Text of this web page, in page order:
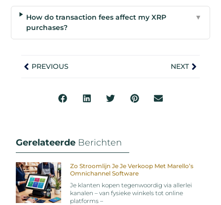
How do transaction fees affect my XRP
purchases?
▼
PREVIOUS NEXT
Gerelateerde Berichten
Zo Stroomlijn Je Je Verkoop Met Marello’s
Omnichannel Software
Je klanten kopen tegenwoordig via allerlei
kanalen – van fysieke winkels tot online
platforms –